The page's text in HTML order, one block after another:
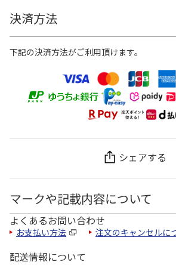
決済方法
下記の決済方法がご利用頂けます。
シェアする
マークや記載内容について
よくあるお問い合わせ
お支払い方法 注文のキャンセルに
配送情報について